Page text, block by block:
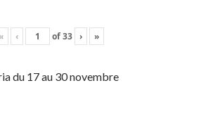
‹ of33 › »
du 17 au 30 novembre